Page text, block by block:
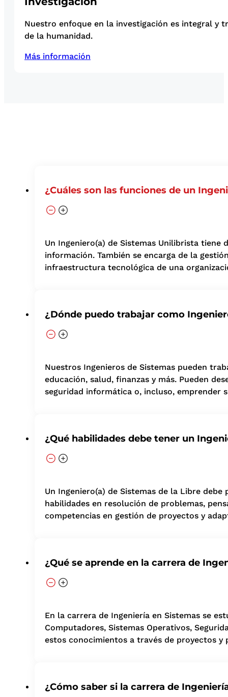
Nuestro enfoque en la investigación es integral y
de la humanidad.
Más información
¿Cuáles son las funciones de un
Un Ingeniero(a) de Sistemas Unilibrista
información. También se encarga de la
infraestructura tecnológica de una
¿Dónde puedo trabajar como
Nuestros Ingenieros de Sistemas pueden
educación, salud, finanzas y más. Pueden
seguridad informática o, incluso, emprender
¿Qué habilidades debe tener un
Un Ingeniero(a) de Sistemas de la Libre
habilidades en resolución de problemas,
competencias en gestión de proyectos y
¿Qué se aprende en la carrera de
En la carrera de Ingeniería en Sistemas se
Computadores, Sistemas Operativos,
estos conocimientos a través de proyectos y
¿Cómo saber si la carrera de